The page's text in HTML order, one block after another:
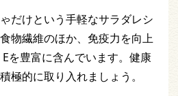
だけという手軽なサラダレシ
物繊維のほか、免疫力を向上
を豊富に含んでいます。健康
極的に取り入れましょう。